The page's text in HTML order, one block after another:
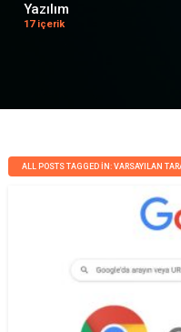
Yazılım
17 içerik
ALL POSTS TAGGED IN: VARSAYILAN